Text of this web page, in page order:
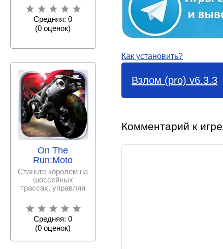
Как установить?
Взлом (pro) v6.3.3
Комментарий к игре
приближенными,
грамотно
Средняя: 0
(0 оценок)
On The
Run:Moto
Станьте королем на
шоссейных
трассах, управляя
ловко обходя все
Средняя: 0
(0 оценок)